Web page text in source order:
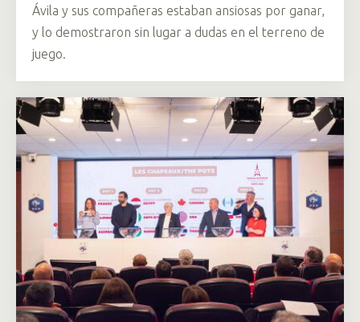
Ávila y sus compañeras estaban ansiosas por ganar,
y lo demostraron sin lugar a dudas en el terreno de
juego.